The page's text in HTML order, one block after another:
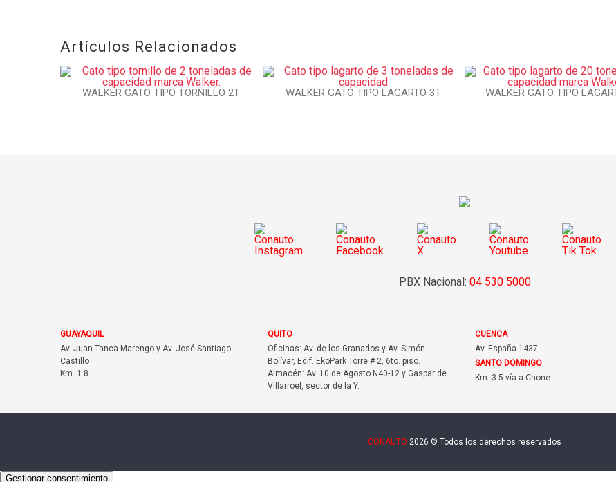
Artículos Relacionados
WALKER GATO TIPO TORNILLO 2T WALKER GATO TIPO LAGARTO 3T WALKER GATO TIPO
PBX Nacional: 04 530 5000
GUAYAQUIL
Av. Juan Tanca Marengo y Av. José Santiago
Castillo
Km. 1.8.
QUITO
Oficinas: Av. de los Granados y Av. Simón
Bolívar, Edif. EkoPark Torre # 2, 6to. piso.
Almacén: Av. 10 de Agosto N40-12 y Gaspar de
Villarroel, sector de la Y.
CUENCA
Av. España 1437.
SANTO DOMINGO
Km. 3.5 vía a Chone.
CONAUTO 2026 © Todos los derechos reservados
Gestionar consentimiento